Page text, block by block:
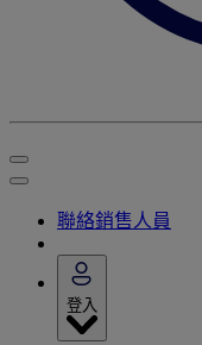
聯絡銷售人員
登入